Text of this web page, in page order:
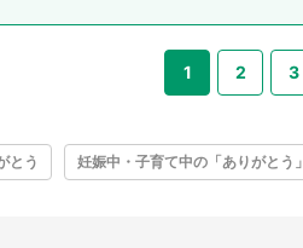
1 2 3
とう 妊娠中・子育て中の「ありがとう」